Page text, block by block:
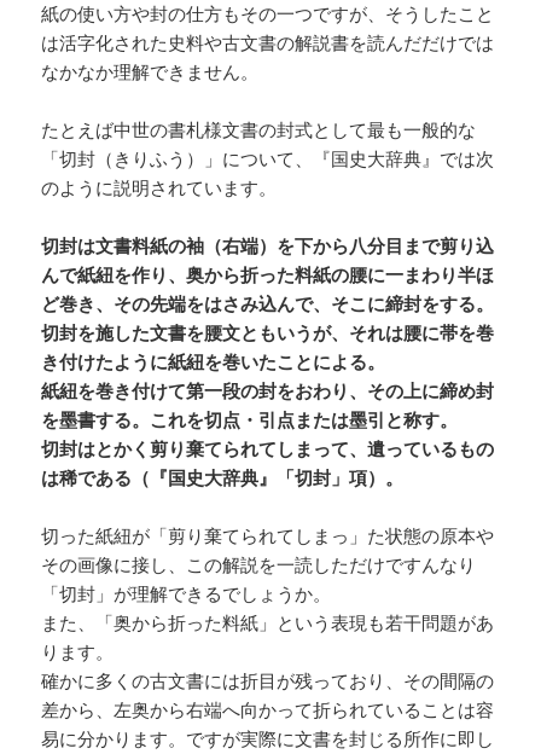
紙の使い方や封の仕方もその一つですが、そうしたこと
は活字化された史料や古文書の解説書を読んだだけでは
なかなか理解できません。
たとえば中世の書札様文書の封式として最も一般的な
「切封（きりふう）」について、『国史大辞典』では次
のように説明されています。
切封は文書料紙の袖（右端）を下から八分目まで剪り込
んで紙紐を作り、奥から折った料紙の腰に一まわり半ほ
ど巻き、その先端をはさみ込んで、そこに締封をする。
切封を施した文書を腰文ともいうが、それは腰に帯を巻
き付けたように紙紐を巻いたことによる。
紙紐を巻き付けて第一段の封をおわり、その上に締め封
を墨書する。これを切点・引点または墨引と称す。
切封はとかく剪り棄てられてしまって、遺っているもの
は稀である（『国史大辞典』「切封」項）。
切った紙紐が「剪り棄てられてしまっ」た状態の原本や
その画像に接し、この解説を一読しただけですんなり
「切封」が理解できるでしょうか。
また、「奥から折った料紙」という表現も若干問題があ
ります。
確かに多くの古文書には折目が残っており、その間隔の
差から、左奥から右端へ向かって折られていることは容
易に分かります。ですが実際に文書を封じる所作に即し